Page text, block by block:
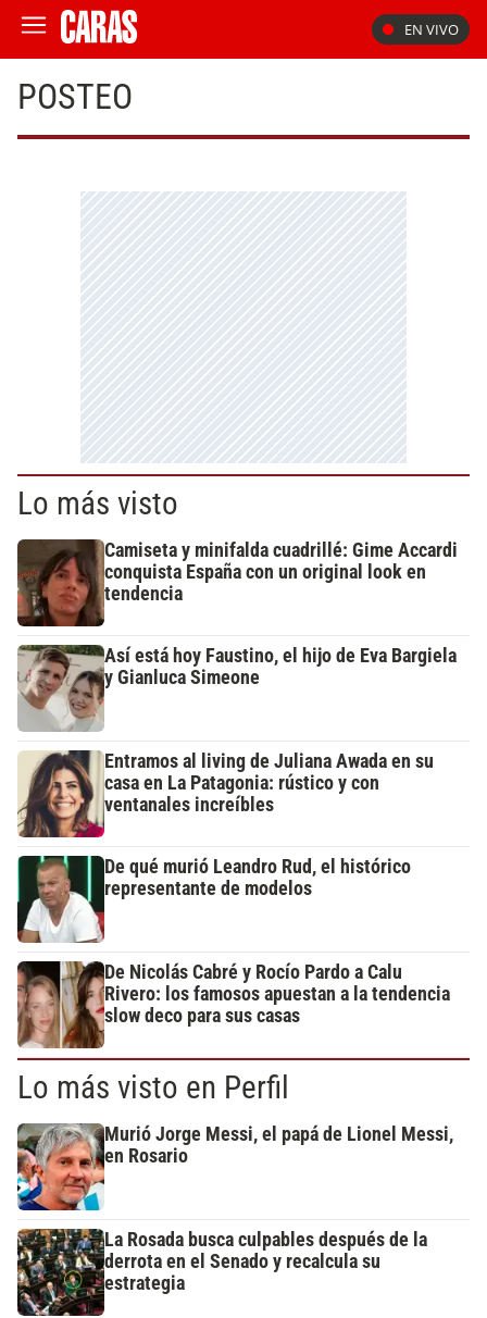
EN VIVO
POSTEO
Lo más visto
Camiseta y minifalda cuadrillé: Gime Accardi
conquista España con un original look en
tendencia
Así está hoy Faustino, el hijo de Eva Bargiela
y Gianluca Simeone
Entramos al living de Juliana Awada en su
casa en La Patagonia: rústico y con
ventanales increíbles
De qué murió Leandro Rud, el histórico
representante de modelos
De Nicolás Cabré y Rocío Pardo a Calu
Rivero: los famosos apuestan a la tendencia
slow deco para sus casas
Lo más visto en Perfil
Murió Jorge Messi, el papá de Lionel Messi,
en Rosario
La Rosada busca culpables después de la
derrota en el Senado y recalcula su
estrategia